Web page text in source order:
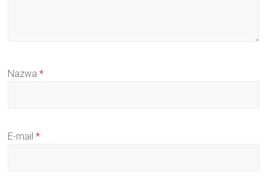
Nazwa*
E-mail*